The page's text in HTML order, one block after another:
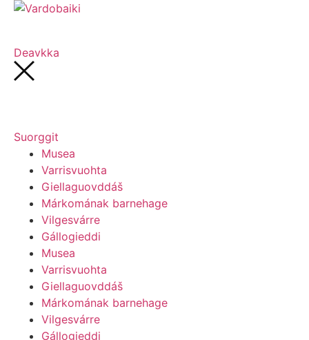
Deavkka
Suorggit
Musea
Varrisvuohta
Giellaguovddáš
Márkomának barnehage
Vilgesvárre
Gállogieddi
Musea
Varrisvuohta
Giellaguovddáš
Márkomának barnehage
Vilgesvárre
Gállogieddi